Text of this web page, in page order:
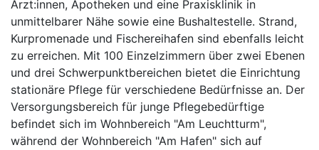
Ärzt:innen, Apotheken und eine Praxisklinik in
unmittelbarer Nähe sowie eine Bushaltestelle. Strand,
Kurpromenade und Fischereihafen sind ebenfalls leicht
zu erreichen. Mit 100 Einzelzimmern über zwei Ebenen
und drei Schwerpunktbereichen bietet die Einrichtung
stationäre Pflege für verschiedene Bedürfnisse an. Der
Versorgungsbereich für junge Pflegebedürftige
befindet sich im Wohnbereich "Am Leuchtturm",
während der Wohnbereich "Am Hafen" sich auf